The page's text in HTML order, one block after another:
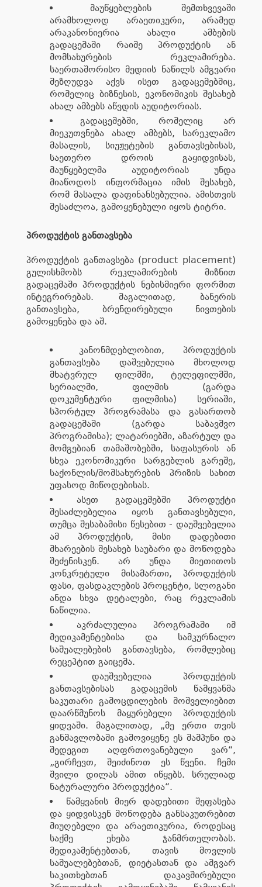
მაუწყებლების შემთხვევაში
არამხოლოდ არაეთიკური, არამედ
არაკანონიერია ახალი ამბების
გადაცემაში რაიმე პროდუქტის ან
მომსახურების რეკლამირება.
საერთაშორისო მედიის ნაწილს ამგვარი
შეზღუდვა აქვს ისეთ გადაცემებშიც,
რომელიც ბიზნესის, ეკონომიკის შესახებ
ახალ ამბებს აწვდის აუდიტორიას.
გადაცემებში, რომელიც არ
მიეკუთვნება ახალ ამბებს, სარეკლამო
მასალის, სიუჟეტების განთავსებისას,
საეთერო დროის გაყიდვისას,
მაუწყებელმა აუდიტორიას უნდა
მიაწოდოს ინფორმაცია იმის შესახებ,
რომ მასალა დაფინანსებულია. ამისთვის
შესაძლოა, გამოყენებული იყოს ტიტრი.
პროდუქტის განთავსება
პროდუქტის განთავსება (product placement)
გულისხმობს რეკლამირების მიზნით
გადაცემაში პროდუქტის ნებისმიერი ფორმით
ინტეგრირებას. მაგალითად, ბანერის
განთავსება, ბრენდირებული ნივთების
გამოყენება და აშ.
კანონმდებლობით, პროდუქტის
განთავსება დაშვებულია მხოლოდ
მხატვრულ ფილმში, ტელეფილმში,
სერიალში, ფილმის (გარდა
დოკუმენტური ფილმისა) სერიაში,
სპორტულ პროგრამასა და გასართობ
გადაცემაში (გარდა საბავშვო
პროგრამისა); ლატარიებში, აზარტულ და
მომგებიან თამაშობებში, საფასურის ან
სხვა ეკონომიკური სარგებლის გარეშე,
საქონლის/მომსახურების პრიზის სახით
უფასოდ მიწოდებისას.
ასეთ გადაცემებში პროდუქტი
შესაძლებელია იყოს განთავსებული,
თუმცა შესაბამისი წესებით - დაუშვებელია
ამ პროდუქტის, მისი დადებითი
მხარეების შესახებ საუბარი და მოწოდება
შეძენისკენ. არ უნდა მიეთითოს
კონკრეტული მისამართი, პროდუქტის
ფასი, ფასდაკლების პროცენტი, სლოგანი
ანდა სხვა დეტალები, რაც რეკლამის
ნაწილია.
აკრძალულია პროგრამაში იმ
მედიკამენტებისა და სამკურნალო
საშუალებების განთავსება, რომლებიც
რეცეპტით გაიცემა.
დაუშვებელია პროდუქტის
განთავსებისას გადაცემის წამყვანმა
საკუთარი გამოცდილების მოშველიებით
დაარწმუნოს მაყურებელი პროდუქტის
ყიდვაში. მაგალითად, „მე ერთი თვის
განმავლობაში გამოვიყენე ეს შამპუნი და
შედეგით აღფრთოვანებული ვარ“,
„გირჩევთ, შეიძინოთ ეს წვენი. ჩემი
შვილი დილას ამით იწყებს. სრულიად
ნატურალური პროდუქტია“.
წამყვანის მიერ დადებითი შეფასება
და ყიდვისკენ მოწოდება განსაკუთრებით
მიუღებელი და არაეთიკურია, როდესაც
საქმე ეხება ჯანმრთელობას.
მედიკამენტებთან, თავის მოვლის
საშუალებებთან, დიეტასთან და ამგვარ
საკითხებთან დაკავშირებული